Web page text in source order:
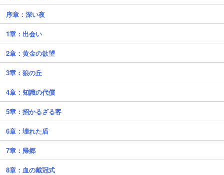
序章：深い夜
1章：出会い
2章：黄金の欲望
3章：狼の丘
4章：知識の代償
5章：招かるざる客
6章：壊れた盾
7章：帰郷
8章：血の戴冠式